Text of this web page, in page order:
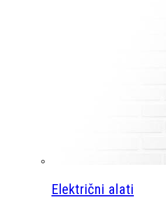
Električni alati